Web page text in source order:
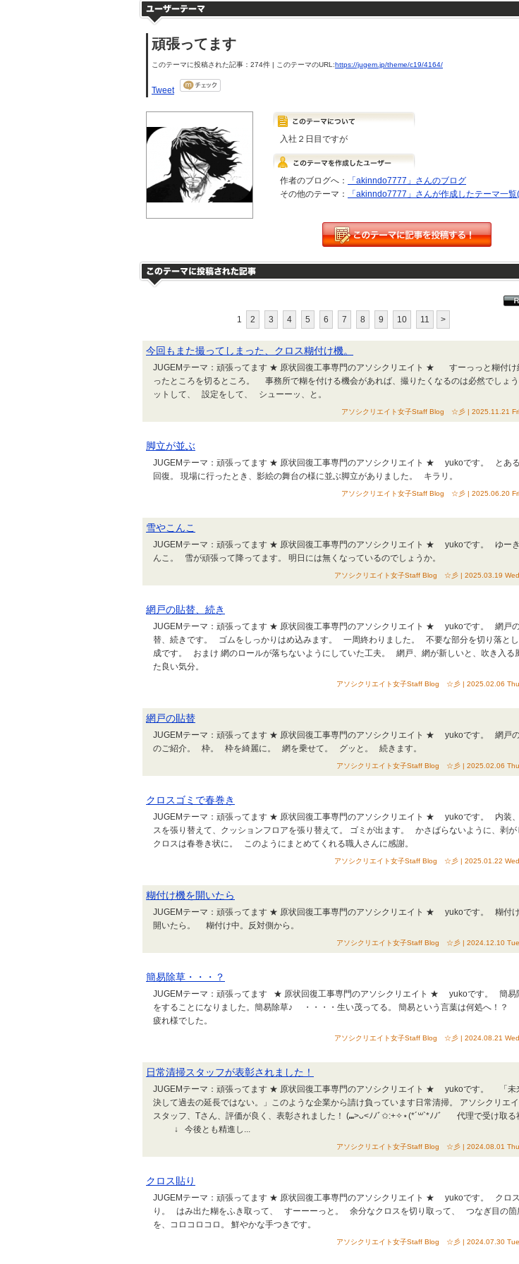
頑張ってます
このテーマに投稿された記事：274件 | このテーマのURL:https://jugem.jp/theme/c19/4164/
Tweet
入社２日目ですが
作者のブログへ：
「akinndo7777」さんのブログ
その他のテーマ：
「akinndo7777」さんが作成したテーマ一
1 2 3 4 5 6 7 8 9 10 11 >
今回もまた撮ってしまった、クロス糊付け機。
JUGEMテーマ：頑張ってます ★ 原状回復工事専門のアソシクリエイト ★ すーっっと糊付け
ったところを切るところ。 事務所で糊を付ける機会があれば、撮りたくなるのは必然でしょ
ットして、 設定をして、 シューーッ、と。
アソシクリエイト女子Staff Blog ☆彡 | 2025.11.21
脚立が並ぶ
JUGEMテーマ：頑張ってます ★ 原状回復工事専門のアソシクリエイト ★ yukoです。 とあ
回復。 現場に行ったとき、影絵の舞台の様に並ぶ脚立がありました。 キラリ。
アソシクリエイト女子Staff Blog ☆彡 | 2025.06.20
雪やこんこ
JUGEMテーマ：頑張ってます ★ 原状回復工事専門のアソシクリエイト ★ yukoです。 ゆー
んこ。 雪が頑張って降ってます。 明日には無くなっているのでしょうか。
アソシクリエイト女子Staff Blog ☆彡 | 2025.03.19
網戸の貼替、続き
JUGEMテーマ：頑張ってます ★ 原状回復工事専門のアソシクリエイト ★ yukoです。 網戸
替、続きです。 ゴムをしっかりはめ込みます。 一周終わりました。 不要な部分を切り落と
成です。 おまけ 網のロールが落ちないようにしていた工夫。 網戸、網が新しいと、吹き入る
た良い気分。
アソシクリエイト女子Staff Blog ☆彡 | 2025.02.06
網戸の貼替
JUGEMテーマ：頑張ってます ★ 原状回復工事専門のアソシクリエイト ★ yukoです。 網戸
のご紹介。 枠。 枠を綺麗に。 網を乗せて。 グッと。 続きます。
アソシクリエイト女子Staff Blog ☆彡 | 2025.02.06
クロスゴミで春巻き
JUGEMテーマ：頑張ってます ★ 原状回復工事専門のアソシクリエイト ★ yukoです。 内装
スを張り替えて、クッションフロアを張り替えて。 ゴミが出ます。 かさばらないように、剥が
クロスは春巻き状に。 このようにまとめてくれる職人さんに感謝。
アソシクリエイト女子Staff Blog ☆彡 | 2025.01.22
糊付け機を開いたら
JUGEMテーマ：頑張ってます ★ 原状回復工事専門のアソシクリエイト ★ yukoです。 糊付
開いたら。 糊付け中。反対側から。
アソシクリエイト女子Staff Blog ☆彡 | 2024.12.10
簡易除草・・・？
JUGEMテーマ：頑張ってます ★ 原状回復工事専門のアソシクリエイト ★ yukoです。 簡易
をすることになりました。簡易除草♪ ・・・・生い茂ってる。 簡易という言葉は何処へ！
疲れ様でした。
アソシクリエイト女子Staff Blog ☆彡 | 2024.08.21
日常清掃スタッフが表彰されました！
JUGEMテーマ：頑張ってます ★ 原状回復工事専門のアソシクリエイト ★ yukoです。 「未
決して過去の延長ではない。」このような企業から請け負っています日常清掃。 アソシクリエ
スタッフ、Tさん、評価が良く、表彰されました！ (⑉>ᴗ<ﾉﾉﾞ✩:+✧︎⋆(*´꒳`*ﾉﾉﾞ 代理で受け取る
↓ 今後とも精進し...
アソシクリエイト女子Staff Blog ☆彡 | 2024.08.01
クロス貼り
JUGEMテーマ：頑張ってます ★ 原状回復工事専門のアソシクリエイト ★ yukoです。 クロ
り。 はみ出た糊をふき取って、 すーーーっと。 余分なクロスを切り取って、 つなぎ目の箇
を、コロコロコロ。 鮮やかな手つきです。
アソシクリエイト女子Staff Blog ☆彡 | 2024.07.30